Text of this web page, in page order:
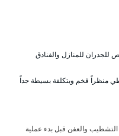
للمنازل والفنادق
منظراً فخم وبتكلفة بسيطة جداً
والعفن قبل بدء عملية